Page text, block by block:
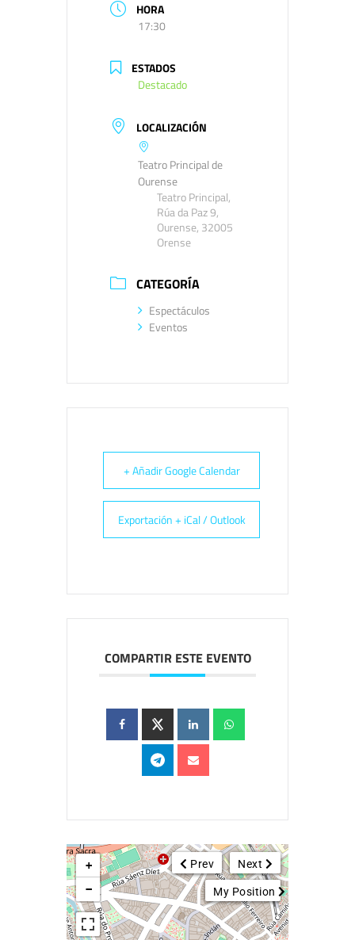
HORA
17:30
ESTADOS
Destacado
LOCALIZACIÓN
Teatro Principal de
Ourense
Teatro Principal,
Rúa da Paz 9,
Ourense, 32005
Orense
CATEGORÍA
Espectáculos
Eventos
+ Añadir Google Calendar
Exportación + iCal / Outlook
COMPARTIR ESTE EVENTO
Next
Prev
My Position
+
−